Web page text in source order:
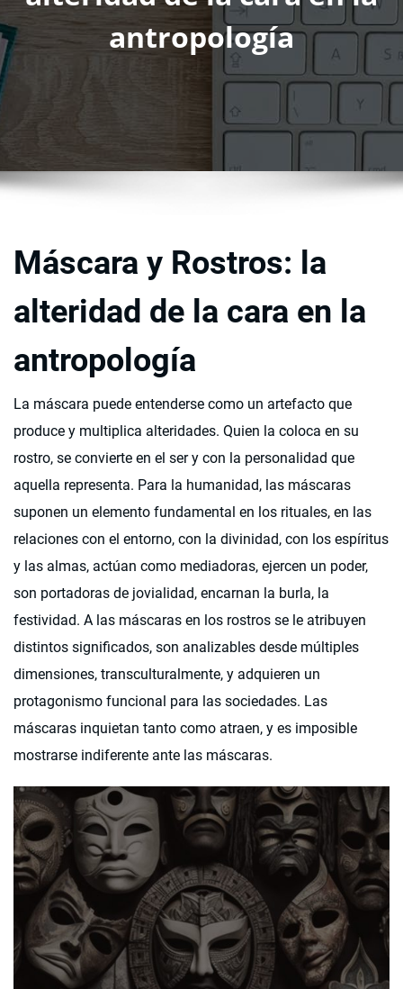
antropología
Máscara y Rostros: la
alteridad de la cara en la
antropología
La máscara puede entenderse como un artefacto que
produce y multiplica alteridades. Quien la coloca en su
rostro, se convierte en el ser y con la personalidad que
aquella representa. Para la humanidad, las máscaras
suponen un elemento fundamental en los rituales, en las
relaciones con el entorno, con la divinidad, con los espíritus
y las almas, actúan como mediadoras, ejercen un poder,
son portadoras de jovialidad, encarnan la burla, la
festividad. A las máscaras en los rostros se le atribuyen
distintos significados, son analizables desde múltiples
dimensiones, transculturalmente, y adquieren un
protagonismo funcional para las sociedades. Las
máscaras inquietan tanto como atraen, y es imposible
mostrarse indiferente ante las máscaras.